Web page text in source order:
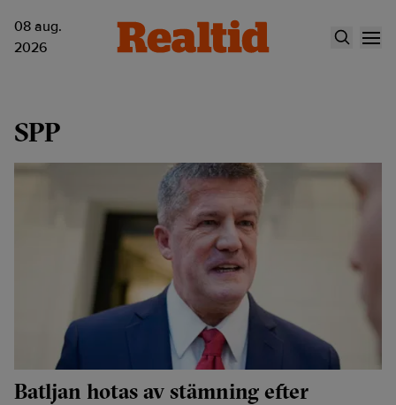
08 aug.
2026
SPP
Batljan hotas av stämning efter